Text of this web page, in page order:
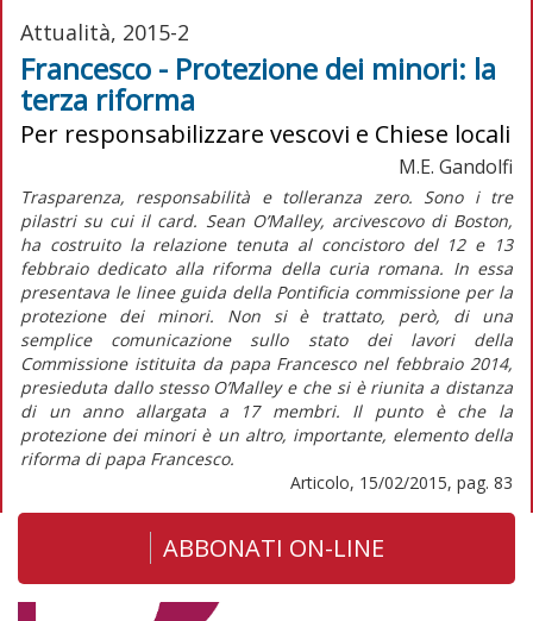
Attualità, 2015-2
Francesco - Protezione dei minori: la
terza riforma
Per responsabilizzare vescovi e Chiese locali
M.E. Gandolfi
Trasparenza, responsabilità e tolleranza zero. Sono i tre
pilastri su cui il card. Sean O’Malley, arcivescovo di Boston,
ha costruito la relazione tenuta al concistoro del 12 e 13
febbraio dedicato alla riforma della curia romana. In essa
presentava le linee guida della Pontificia commissione per la
protezione dei minori. Non si è trattato, però, di una
semplice comunicazione sullo stato dei lavori della
Commissione istituita da papa Francesco nel febbraio 2014,
presieduta dallo stesso O’Malley e che si è riunita a distanza
di un anno allargata a 17 membri. Il punto è che la
protezione dei minori è un altro, importante, elemento della
riforma di papa Francesco.
Articolo, 15/02/2015, pag. 83
ABBONATI ON-LINE